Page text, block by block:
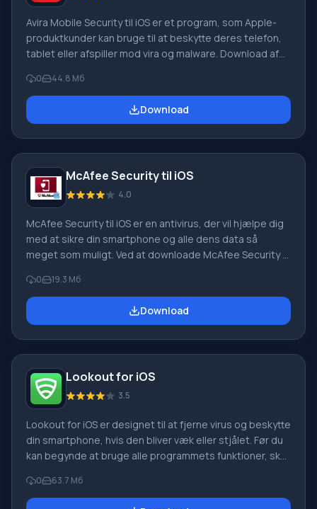
Avira Mobile Security til iOS er et program, som Apple-
produktkunder kan bruge til at beskytte deres telefon,
tablet eller afspiller mod vira og malware. Download af
meget nyttige funktioner til din smartphone: optimeret
batteri- og hukommelsesforbrug på telefonen, scanning
af programmer for at opdage ondsindede filer i dem.
0 44.8 Мб
Download
McAfee Security til iOS
4.0
McAfee Security til iOS er en antivirus, der vil hjælpe dig
med at sikre din smartphone og alle dens data så
meget som muligt. Ved at downloade McAfee Security til
kommer på din enhed, men også få adgang til din egen
cloud til opbevaring af billeder, videoer og andre data.
Programfordele For at få adgang til dine data i skyen skal
0 19.3 Мб
Download
Lookout for iOS
3.5
Lookout for iOS er designet til at fjerne virus og beskytte
din smartphone, hvis den bliver væk eller stjålet. Før du
kan begynde at bruge alle programmets funktioner, skal
din Lookout-konto. Alt du behøver at gøre er at
downloade Lookout for iOS, og så finder du nemt din
0 63.7 Мб